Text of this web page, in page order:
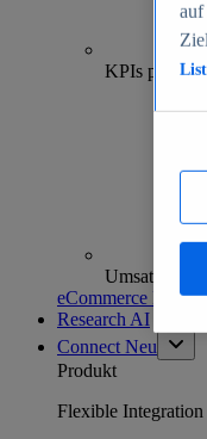
KPIs pro
eCommerce
Research AI
Connect Neu
Produkt
Flexible
auf